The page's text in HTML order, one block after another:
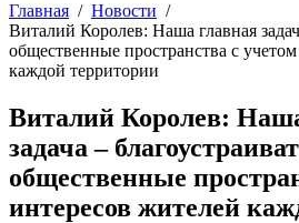
Главная
Новости
Виталий Королев: Наша главная
общественные пространства с
каждой территории
Виталий Королев:
задача –
общественные
интересов жителей